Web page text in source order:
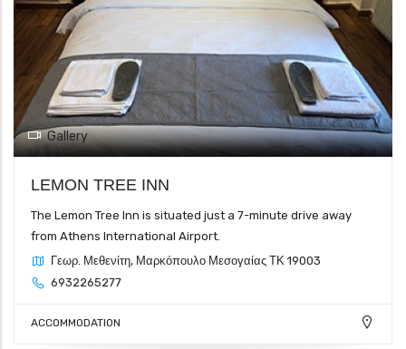
Gallery
LEMON TREE INN
The Lemon Tree Inn is situated just a 7-minute drive away
from Athens International Airport.
Γεωρ. Μεθενίτη, Μαρκόπουλο Μεσογαίας ΤΚ 19003
6932265277
ACCOMMODATION